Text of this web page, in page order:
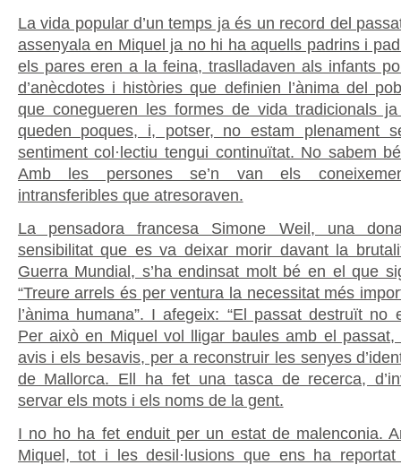
La vida popular d’un temps ja és un record del
assenyala en Miquel ja no hi ha aquells padrins i
els pares eren a la feina, traslladaven als infants
d’anècdotes i històries que definien l’ànima del
que conegueren les formes de vida tradicionals
queden poques, i, potser, no estam plenament
sentiment col·lectiu tengui continuïtat. No sabem
Amb les persones se’n van els
intransferibles que atresoraven.
La pensadora francesa Simone Weil, una
sensibilitat que es va deixar morir davant la
Guerra Mundial, s’ha endinsat molt bé en el que
“Treure arrels és per ventura la necessitat més
l’ànima humana”. I afegeix: “El passat destruït no
Per això en Miquel vol lligar baules amb el passat,
avis i els besavis, per a reconstruir les senyes
de Mallorca. Ell ha fet una tasca de recerca,
servar els mots i els noms de la gent.
I no ho ha fet enduit per un estat de malenconia.
Miquel, tot i les desil·lusions que ens ha